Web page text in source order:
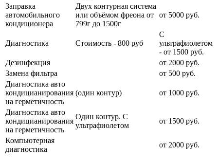
Заправка
автомобильного
кондиционера
Двух контурная система
или объёмом фреона от
799г до 1500г
от 5000 руб.
Диагностика Стоимость - 800 руб
С
ультрафиолетом
- от 1500 руб.
Дезинфекция
от 2000 руб.
Замена фильтра
от 500 руб.
Диагностика авто
кондицианирования
на герметичность
(один контур) от 1000 руб.
Диагностика авто
кондицианирования
на герметичность
Один контур. С
ультрафиолетом
от 1500 руб.
Компьютерная
диагностика
от 2000 руб.